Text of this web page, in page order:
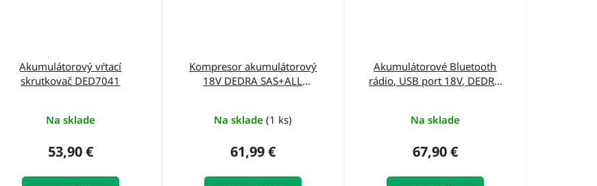
Akumulátorový vŕtací
skrutkovač DED7041
Na sklade
53,90 €
Kompresor akumulátorový
18V DEDRA SAS+ALL
Na sklade (1 ks)
61,99 €
Akumulátorové Bluetooth
rádio, USB port 18V, DEDRA
Na sklade
67,90 €